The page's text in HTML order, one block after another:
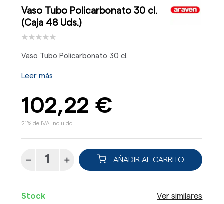
Vaso Tubo Policarbonato 30 cl.
(Caja 48 Uds.)
Vaso Tubo Policarbonato 30 cl.
Leer más
102,22 €
21% de IVA incluido.
AÑADIR AL CARRITO
Stock Ver similares